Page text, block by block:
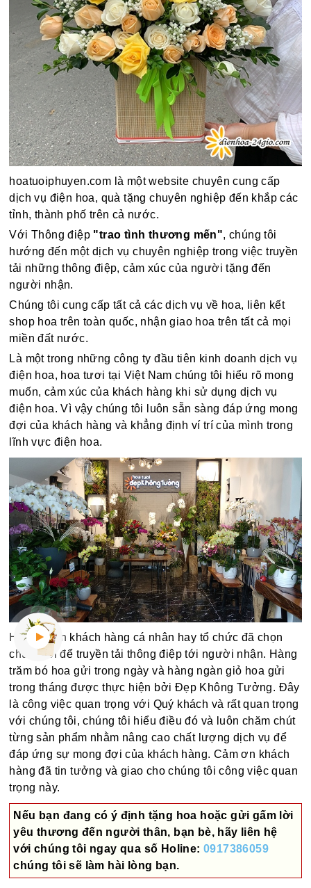
hoatuoiphuyen.com là một website chuyên cung cấp
dịch vụ điện hoa, quà tặng chuyên nghiệp đến khắp các
tỉnh, thành phố trên cả nước.
Với Thông điệp "trao tình thương mến", chúng tôi
hướng đến một dịch vụ chuyên nghiệp trong việc truyền
tải những thông điệp, cảm xúc của người tặng đến
người nhận.
Chúng tôi cung cấp tất cả các dịch vụ về hoa, liên kết
shop hoa trên toàn quốc, nhận giao hoa trên tất cả mọi
miền đất nước.
Là một trong những công ty đầu tiên kinh doanh dịch vụ
điện hoa, hoa tươi tại Việt Nam chúng tôi hiểu rõ mong
muốn, cảm xúc của khách hàng khi sử dụng dịch vụ
điện hoa. Vì vậy chúng tôi luôn sẵn sàng đáp ứng mong
đợi của khách hàng và khẳng định ví trí của mình trong
lĩnh vực điện hoa.
Hàng ngàn khách hàng cá nhân hay tổ chức đã chọn
chúng tôi để truyền tải thông điệp tới người nhận. Hàng
trăm bó hoa gửi trong ngày và hàng ngàn giỏ hoa gửi
trong tháng được thực hiện bởi Đẹp Không Tưởng. Đây
là công việc quan trọng với Quý khách và rất quan trọng
với chúng tôi, chúng tôi hiểu điều đó và luôn chăm chút
từng sản phẩm nhằm nâng cao chất lượng dịch vụ để
đáp ứng sự mong đợi của khách hàng. Cảm ơn khách
hàng đã tin tưởng và giao cho chúng tôi công việc quan
trọng này.
Nếu bạn đang có ý định tặng hoa hoặc gửi gấm lời
yêu thương đến người thân, bạn bè, hãy liên hệ
với chúng tôi ngay qua số Holine:0917386059
chúng tôi sẽ làm hài lòng bạn.